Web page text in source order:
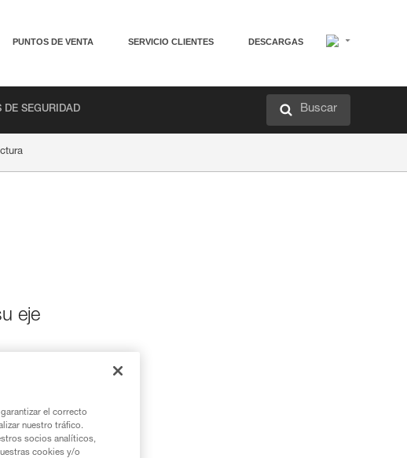
PUNTOS DE VENTA SERVICIO CLIENTES DESCARGAS
DE SEGURIDAD Buscar
eje
el correcto
nuestro tráfico.
socios analíticos,
cookies y/o